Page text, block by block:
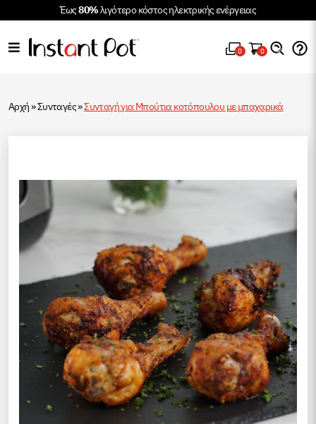
Έως80%λιγότερο κόστος ηλεκτρικής ενέργειας
0 0
Αρχή»Συνταγές»Συνταγή για Мπούτια κοτόπουλου με μπαχαρικά